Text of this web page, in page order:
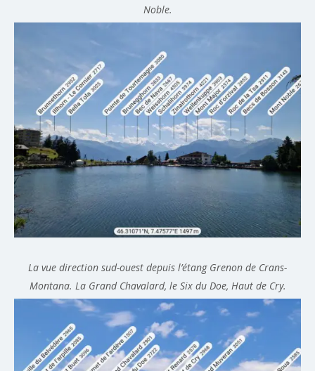
Noble.
La vue direction sud-ouest depuis l’étang Grenon de Crans-
Montana. La Grand Chavalard, le Six du Doe, Haut de Cry.